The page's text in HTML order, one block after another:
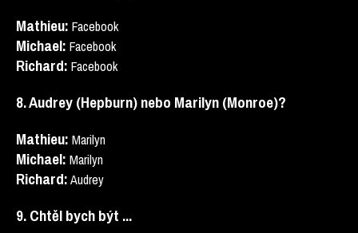
Mathieu: Facebook
Michael: Facebook
Richard: Facebook
8. Audrey (Hepburn) nebo Marilyn (Monroe)?
Mathieu: Marilyn
Michael: Marilyn
Richard:Audrey
9. Chtěl bych být ...